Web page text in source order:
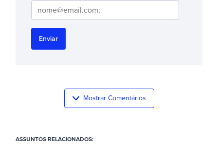
Mostrar Comentários
ASSUNTOS RELACIONADOS: